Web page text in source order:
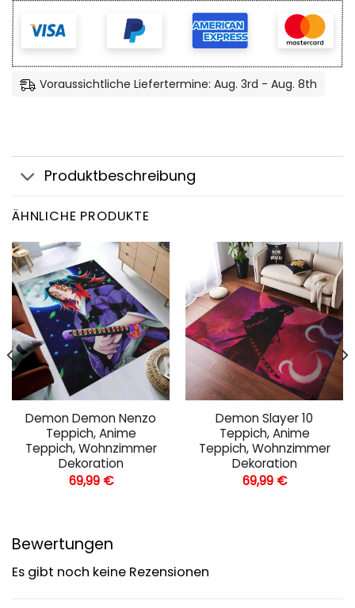
Voraussichtliche Liefertermine: Aug. 3rd - Aug. 8th
Produktbeschreibung
ÄHNLICHE PRODUKTE
Demon Demon Nenzo
Teppich, Anime
Teppich, Wohnzimmer
Dekoration
69,99 €
Demon Slayer 10
Teppich, Anime
Teppich, Wohnzimmer
Dekoration
69,99 €
Bewertungen
Es gibt noch keine Rezensionen